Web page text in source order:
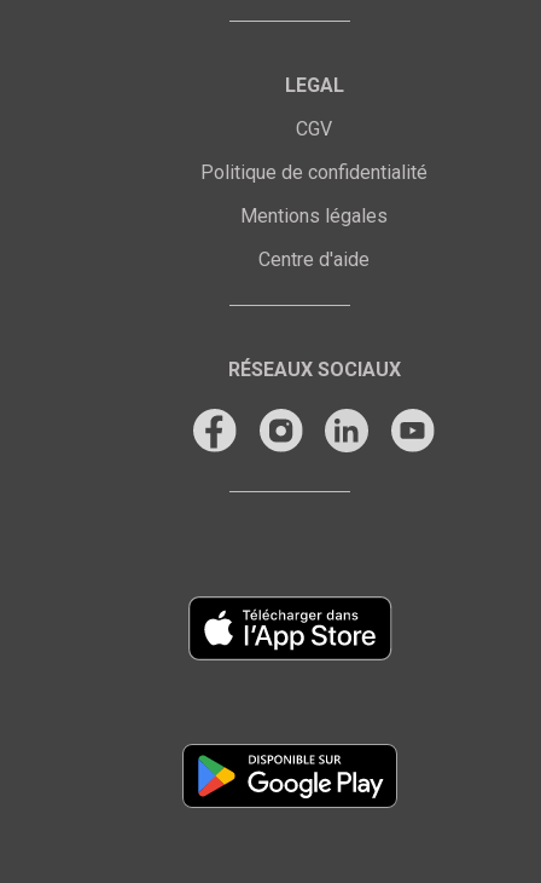
LEGAL
CGV
Politique de confidentialité
Mentions légales
Centre d'aide
RÉSEAUX SOCIAUX